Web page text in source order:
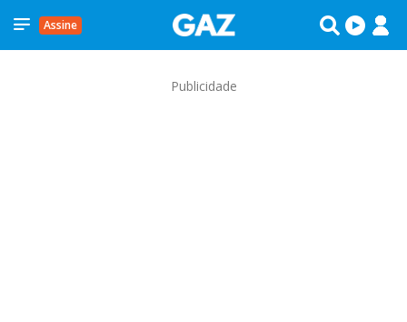
Assine
Publicidade